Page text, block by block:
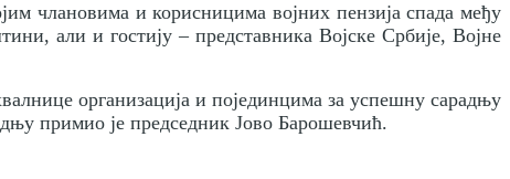
члановима и корисницима војних пензија спада међу
али и гостију – представника Војске Србије, Војне
организација и појединцима за успешну сарадњу
примиo је председник Јово Барошевчић.